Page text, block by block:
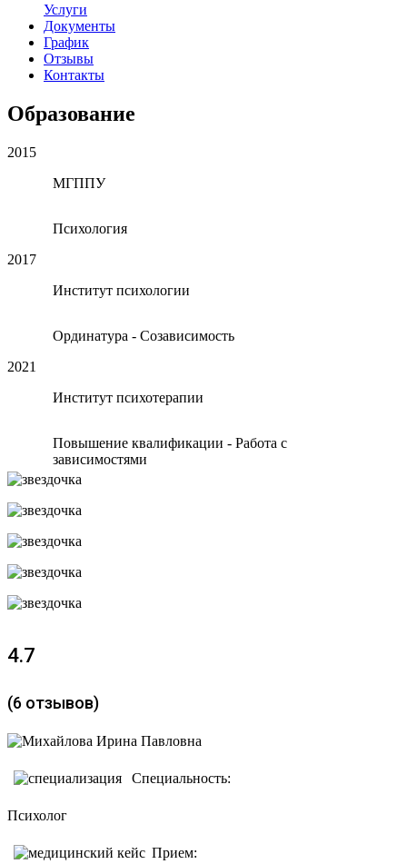
Услуги
Документы
График
Отзывы
Контакты
Образование
2015
МГППУ
Психология
2017
Институт психологии
Ординатура - Созависимость
2021
Институт психотерапии
Повышение квалификации - Работа с
зависимостями
4.7
(6 отзывов)
Специальность:
Психолог
Прием: